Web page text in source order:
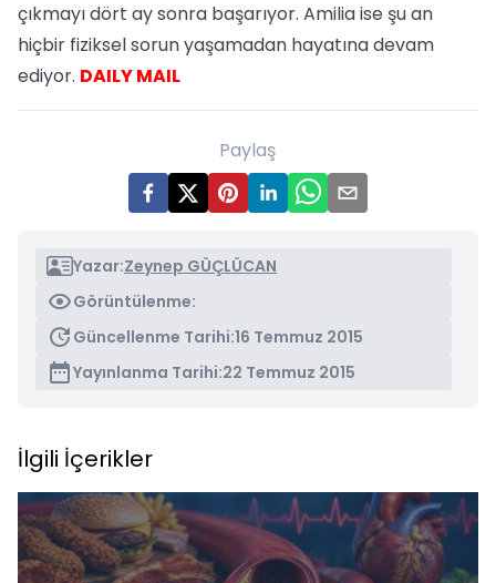
çıkmayı dört ay sonra başarıyor. Amilia ise şu an
hiçbir fiziksel sorun yaşamadan hayatına devam
ediyor. DAILY MAIL
Paylaş
Yazar:Zeynep GÜÇLÜCAN
Görüntülenme:
Güncellenme Tarihi:16 Temmuz 2015
Yayınlanma Tarihi:22 Temmuz 2015
İlgili İçerikler